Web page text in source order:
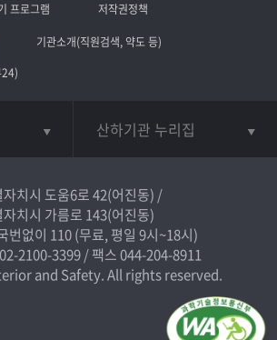
프로그램 저작권정책
기관소개(직원검색, 약도 등)
산하기관 누리집
치시 도움6로 42(어진동) /
치시 가름로 143(어진동)
번없이 110(무료, 평일 9시~18시)
02-2100-3399/ 팩스 044-204-8911
and Safety. All rights reserved.